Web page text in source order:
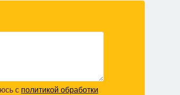
с политикой обработки